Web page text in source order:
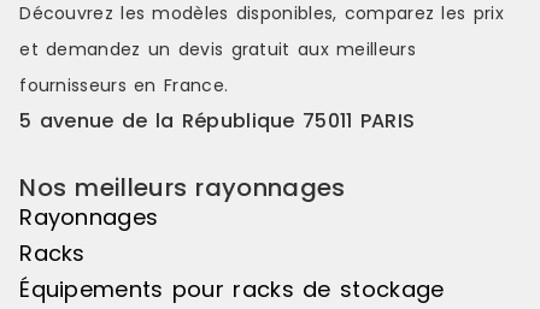
Découvrez les modèles disponibles, comparez les prix
et demandez un devis gratuit aux meilleurs
fournisseurs en France.
5 avenue de la République 75011 PARIS
Nos meilleurs rayonnages
Rayonnages
Racks
Équipements pour racks de stockage